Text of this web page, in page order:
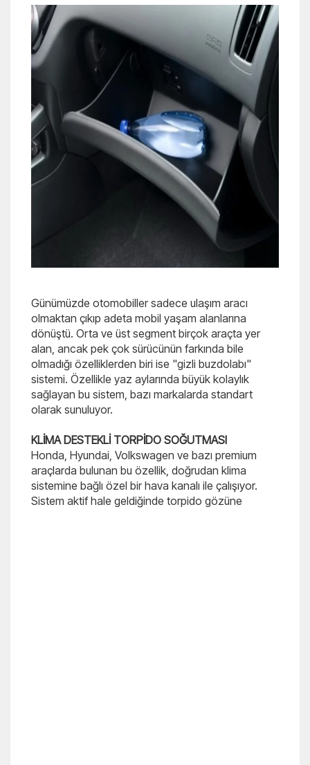
Günümüzde otomobiller sadece ulaşım aracı
olmaktan çıkıp adeta mobil yaşam alanlarına
dönüştü. Orta ve üst segment birçok araçta yer
alan, ancak pek çok sürücünün farkında bile
olmadığı özelliklerden biri ise "gizli buzdolabı"
sistemi. Özellikle yaz aylarında büyük kolaylık
sağlayan bu sistem, bazı markalarda standart
olarak sunuluyor.
KLİMA DESTEKLİ TORPİDO SOĞUTMASI
Honda, Hyundai, Volkswagen ve bazı premium
araçlarda bulunan bu özellik, doğrudan klima
sistemine bağlı özel bir hava kanalı ile çalışıyor.
Sistem aktif hale geldiğinde torpido gözüne